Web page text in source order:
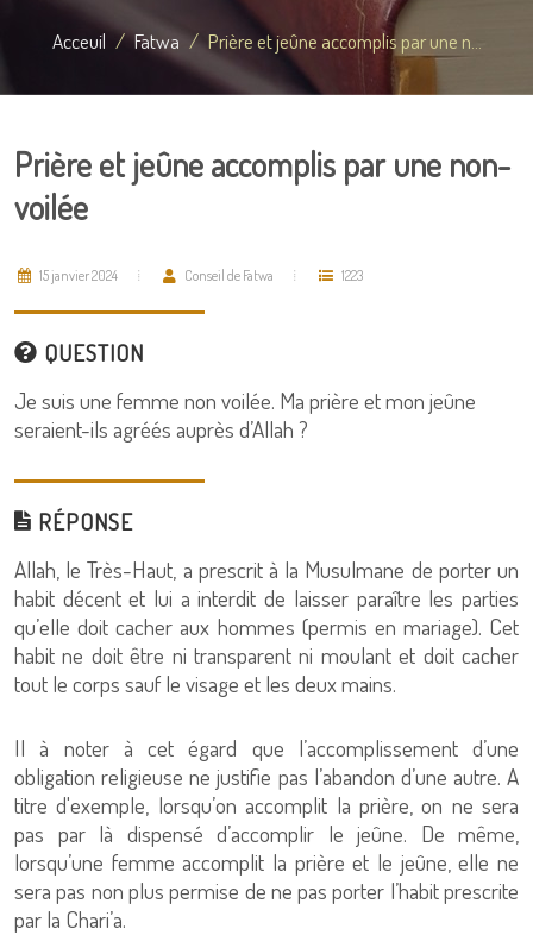
Acceuil Fatwa Prière et jeûne accomplis par une n...
Prière et jeûne accomplis par une non-
voilée
15 janvier 2024 Conseil de Fatwa 1223
QUESTION
Je suis une femme non voilée. Ma prière et mon jeûne
seraient-ils agréés auprès d’Allah ?
RÉPONSE
Allah, le Très-Haut, a prescrit à la Musulmane de porter un
habit décent et lui a interdit de laisser paraître les parties
qu’elle doit cacher aux hommes (permis en mariage). Cet
habit ne doit être ni transparent ni moulant et doit cacher
tout le corps sauf le visage et les deux mains.
Il à noter à cet égard que l’accomplissement d’une
obligation religieuse ne justifie pas l’abandon d’une autre. A
titre d'exemple, lorsqu’on accomplit la prière, on ne sera
pas par là dispensé d’accomplir le jeûne. De même,
lorsqu’une femme accomplit la prière et le jeûne, elle ne
sera pas non plus permise de ne pas porter l’habit prescrite
par la Chari’a.